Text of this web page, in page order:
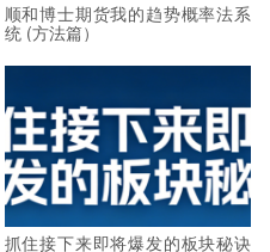
顺和博士期货我的趋势概率法系
统 (方法篇）
抓住接下来即将爆发的板块秘诀